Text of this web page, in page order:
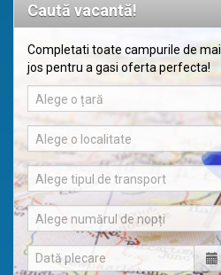
Caută vacantă!
Completati toate campurile de mai
jos pentru a gasi oferta perfecta!
Alege o țară
Alege o localitate
Alege tipul de transport
Alege numărul de nopți